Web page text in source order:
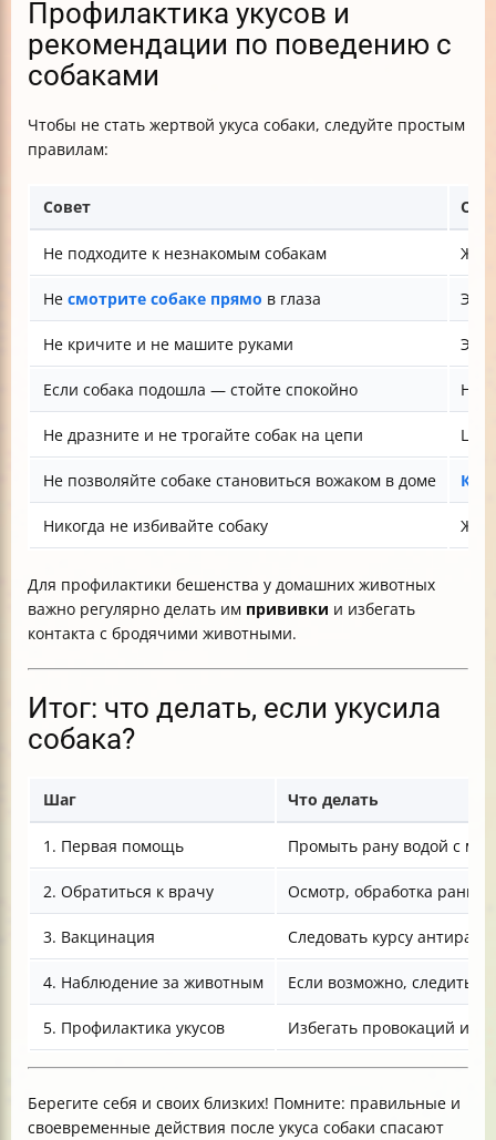
Профилактика укусов и
рекомендации по поведению с
собаками
Чтобы не стать жертвой укуса собаки, следуйте простым
правилам:
Совет
Не подходите к незнакомым собакам
Не смотрите собаке прямо в глаза Это
Не кричите и не машите руками Это
Если собака подошла — стойте спокойно Не
Не дразните и не трогайте собак на цепи
Не позволяйте собаке становиться вожаком в доме
Никогда не избивайте собаку
Для профилактики бешенства у домашних животных
важно регулярно делать им прививки и избегать
контакта с бродячими животными.
Итог: что делать, если укусила
собака?
Шаг Что делать
1. Первая помощь Промыть рану водой с
2. Обратиться к врачу Осмотр, обработка раны,
3. Вакцинация Следовать курсу
4. Наблюдение за животным Если возможно, следить
5. Профилактика укусов Избегать провокаций и
Берегите себя и своих близких! Помните: правильные и
своевременные действия после укуса собаки спасают